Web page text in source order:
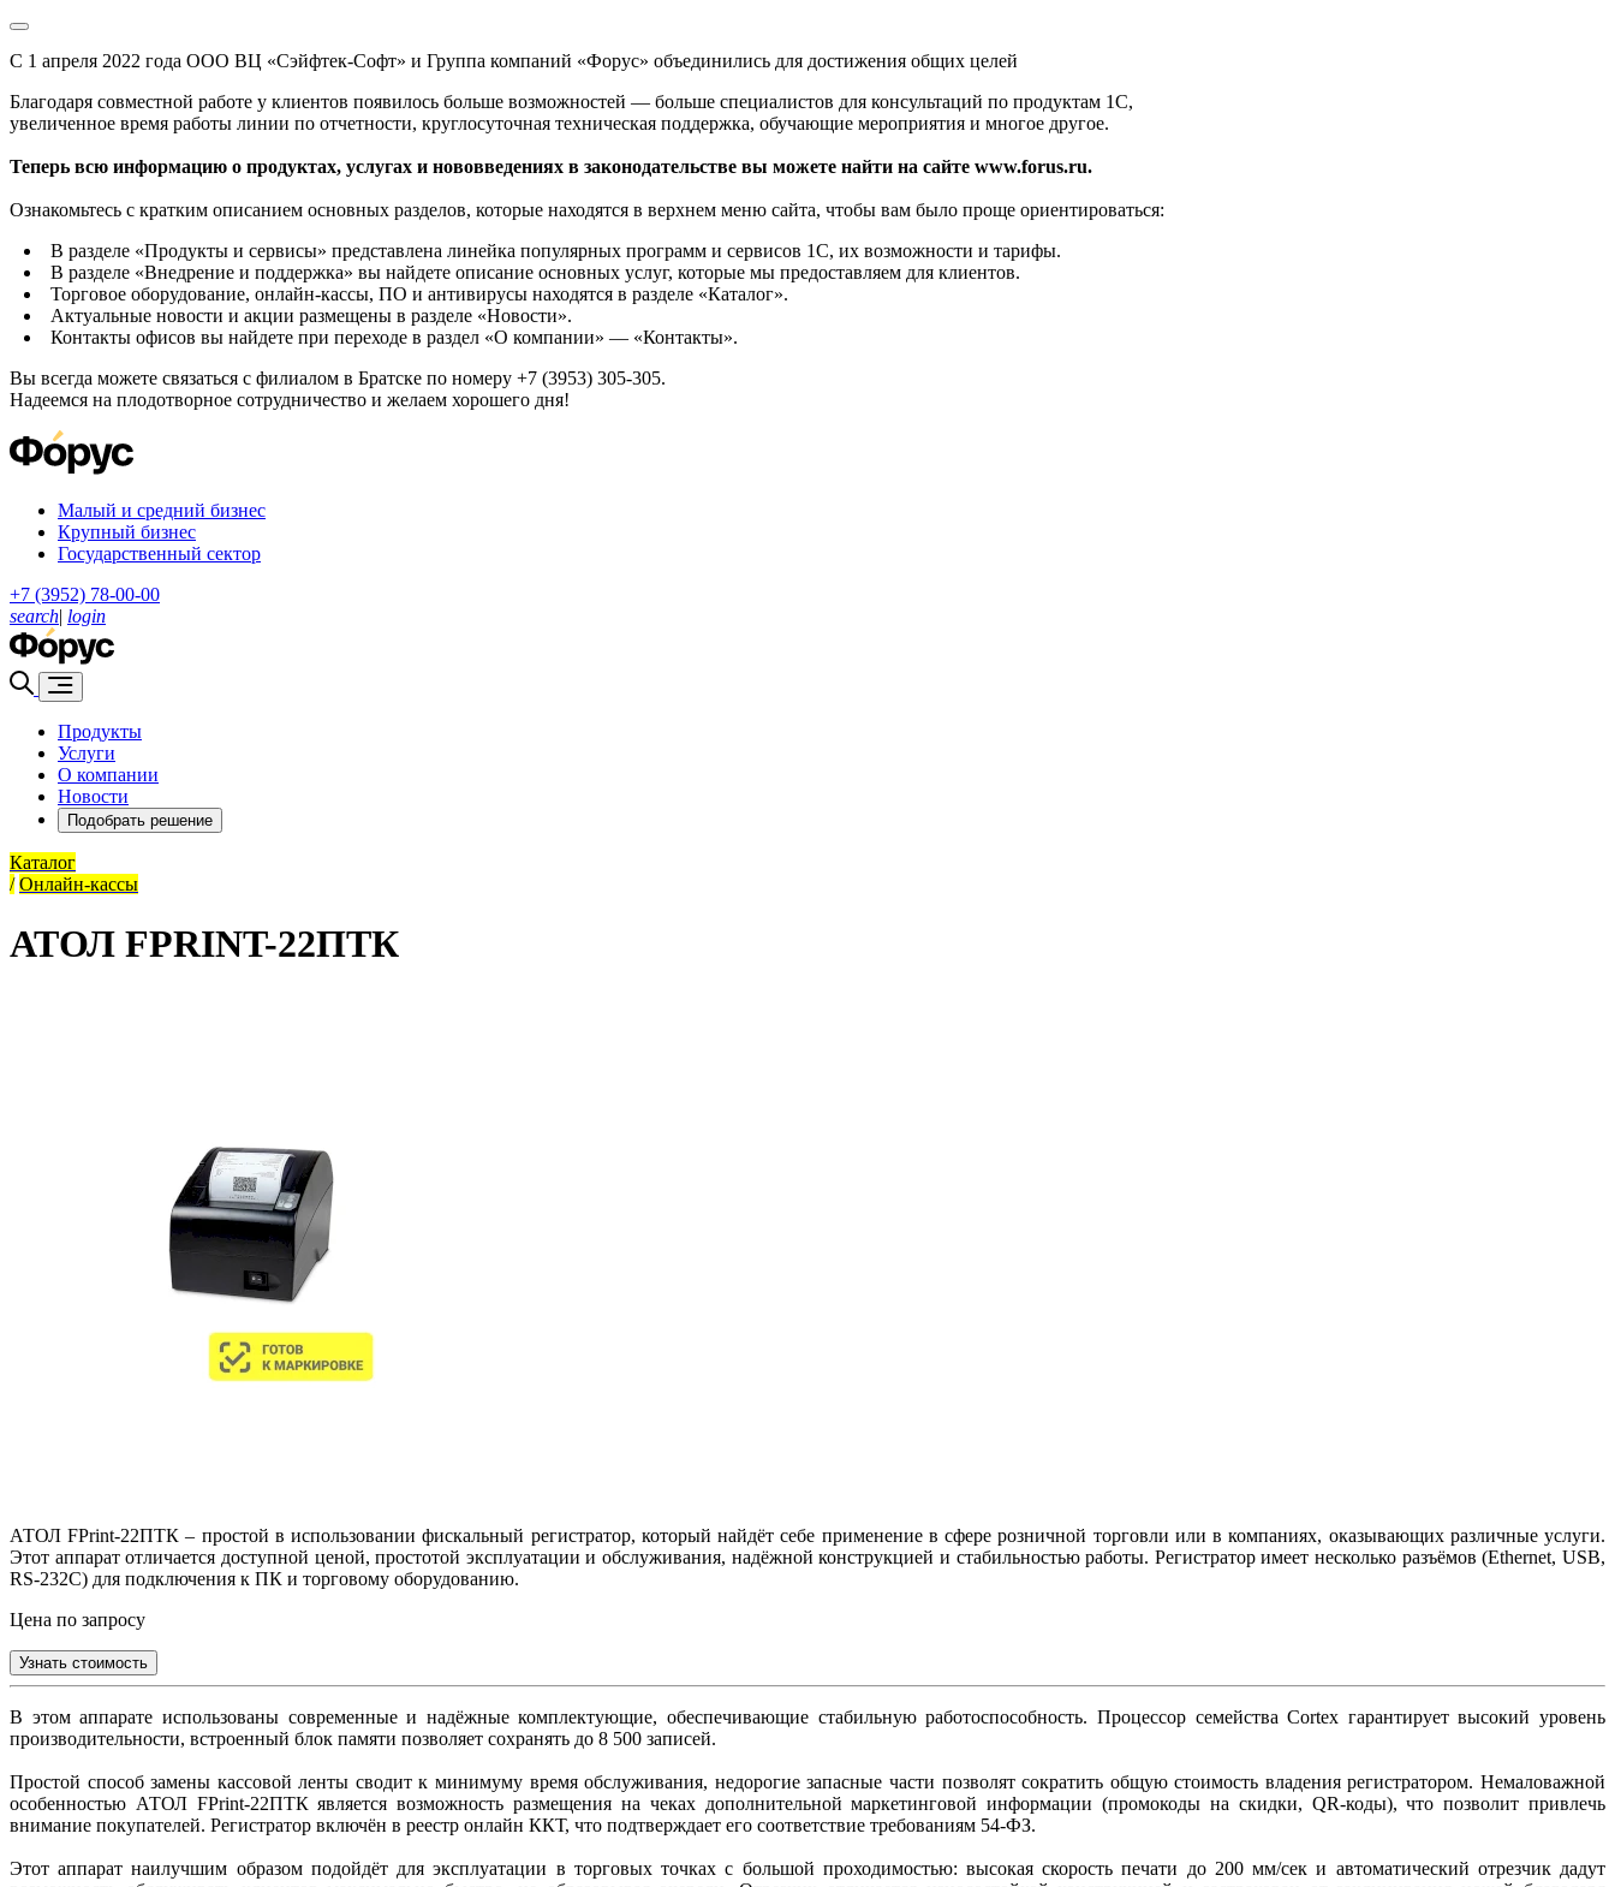
С 1 апреля 2022 года ООО ВЦ «Сэйфтек-Софт» и Группа компаний «Форус» объединились для достижения общих целей
Благодаря совместной работе у клиентов появилось больше возможностей — больше специалистов для консультаций по продуктам 1С,
увеличенное время работы линии по отчетности, круглосуточная техническая поддержка, обучающие мероприятия и многое другое.
Теперь всю информацию о продуктах, услугах и нововведениях в законодательстве вы можете найти на сайте www.forus.ru.
Ознакомьтесь с кратким описанием основных разделов, которые находятся в верхнем меню сайта, чтобы вам было проще ориентироваться:
В разделе «Продукты и сервисы» представлена линейка популярных программ и сервисов 1С, их возможности и тарифы.
В разделе «Внедрение и поддержка» вы найдете описание основных услуг, которые мы предоставляем для клиентов.
Торговое оборудование, онлайн-кассы, ПО и антивирусы находятся в разделе «Каталог».
Актуальные новости и акции размещены в разделе «Новости».
Контакты офисов вы найдете при переходе в раздел «О компании» — «Контакты».
Вы всегда можете связаться с филиалом в Братске по номеру +7 (3953) 305-305.
Надеемся на плодотворное сотрудничество и желаем хорошего дня!
Малый и средний бизнес
Крупный бизнес
Государственный сектор
+7 (3952) 78-00-00
search| login
Продукты
Услуги
О компании
Новости
Подобрать решение
Каталог
/ Онлайн-кассы
АТОЛ FPRINT-22ПТК
АТОЛ FPrint-22ПТК – простой в использовании фискальный регистратор, который найдёт себе применение в сфере розничной торговли или в компаниях, оказывающих различные услуги.
Этот аппарат отличается доступной ценой, простотой эксплуатации и обслуживания, надёжной конструкцией и стабильностью работы. Регистратор имеет несколько разъёмов (Ethernet, USB,
RS-232C) для подключения к ПК и торговому оборудованию.
Цена по запросу
Узнать стоимость
В этом аппарате использованы современные и надёжные комплектующие, обеспечивающие стабильную работоспособность. Процессор семейства Cortex гарантирует высокий уровень
производительности, встроенный блок памяти позволяет сохранять до 8 500 записей.
Простой способ замены кассовой ленты сводит к минимуму время обслуживания, недорогие запасные части позволят сократить общую стоимость владения регистратором. Немаловажной
особенностью АТОЛ FPrint-22ПТК является возможность размещения на чеках дополнительной маркетинговой информации (промокоды на скидки, QR-коды), что позволит привлечь
внимание покупателей. Регистратор включён в реестр онлайн ККТ, что подтверждает его соответствие требованиям 54-ФЗ.
Этот аппарат наилучшим образом подойдёт для эксплуатации в торговых точках с большой проходимостью: высокая скорость печати до 200 мм/сек и автоматический отрезчик дадут